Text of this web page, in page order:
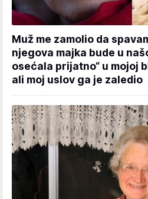
Muž me zamolio da
njegova majka bude u
osećala prijatno“ u mojoj
ali moj uslov ga je zaledio